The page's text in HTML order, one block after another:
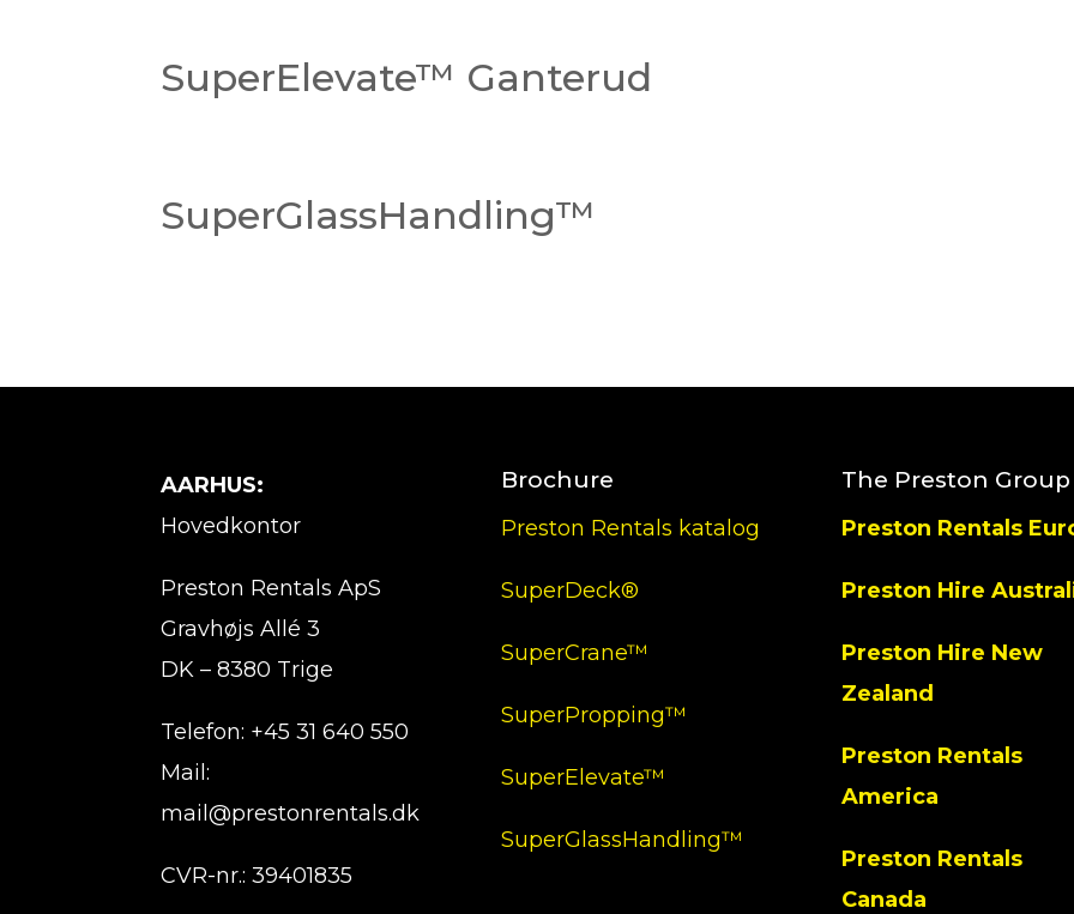
SuperElevate™ Ganterud
SuperGlassHandling™
AARHUS:
Hovedkontor
Preston Rentals ApS
Gravhøjs Allé 3
DK – 8380 Trige
Telefon: +45 31 640 550
Mail:
mail@prestonrentals.dk
CVR-nr.: 39401835
Brochure
Preston Rentals katalog
SuperDeck®
SuperCrane™
SuperPropping™
SuperElevate™
SuperGlassHandling™
The Preston Group
Preston Rentals
Preston Hire
Preston Hire New
Zealand
Preston Rentals
America
Preston Rentals
Canada